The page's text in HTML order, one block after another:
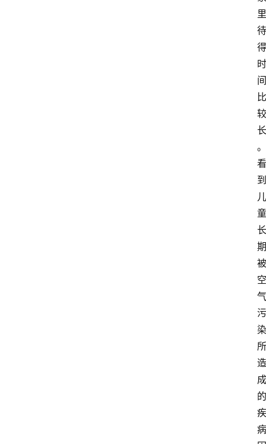
里
待
得
时
间
比
较
长
。
看
到
儿
童
长
期
被
空
气
污
染
所
造
成
的
疾
病